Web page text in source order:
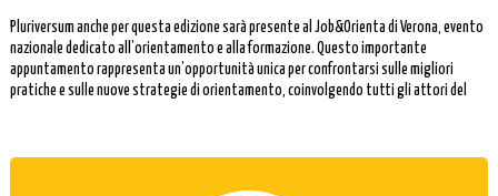
Pluriversum anche per questa edizione sarà presente al Job&Orienta di Verona, evento
nazionale dedicato all’orientamento e alla formazione. Questo importante
appuntamento rappresenta un’opportunità unica per confrontarsi sulle migliori
pratiche e sulle nuove strategie di orientamento, coinvolgendo tutti gli attori del